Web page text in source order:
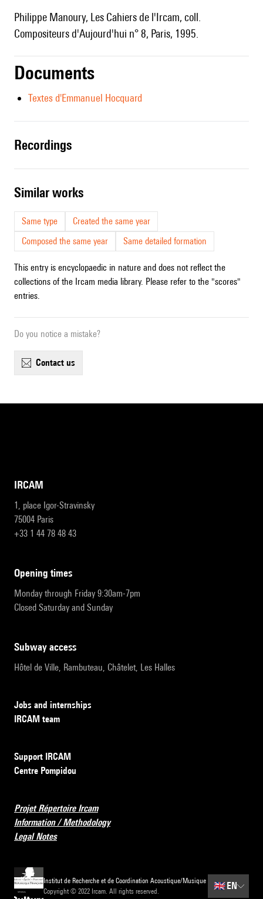
Philippe Manoury, Les Cahiers de l'Ircam, coll.
Compositeurs d'Aujourd'hui n° 8, Paris, 1995.
Documents
Textes d'Emmanuel Hocquard
recordings
similar works
Same type
Created the same year
Composed the same year
Same detailed formation
This entry is encyclopaedic in nature and does not reflect the
collections of the Ircam media library. Please refer to the "scores"
entries.
Do you notice a mistake?
contact us
IRCAM
1, place Igor-Stravinsky
75004 Paris
+33 1 44 78 48 43
opening times
Monday through Friday 9:30am-7pm
Closed Saturday and Sunday
subway access
Hôtel de Ville, Rambuteau, Châtelet, Les Halles
Jobs and internships
IRCAM team
Support IRCAM
Centre Pompidou
Projet Répertoire Ircam
Information / Methodology
Legal Notes
Institut de Recherche et de Coordination Acoustique/Musique
Copyright © 2022 Ircam. All rights reserved.
🇬🇧 EN